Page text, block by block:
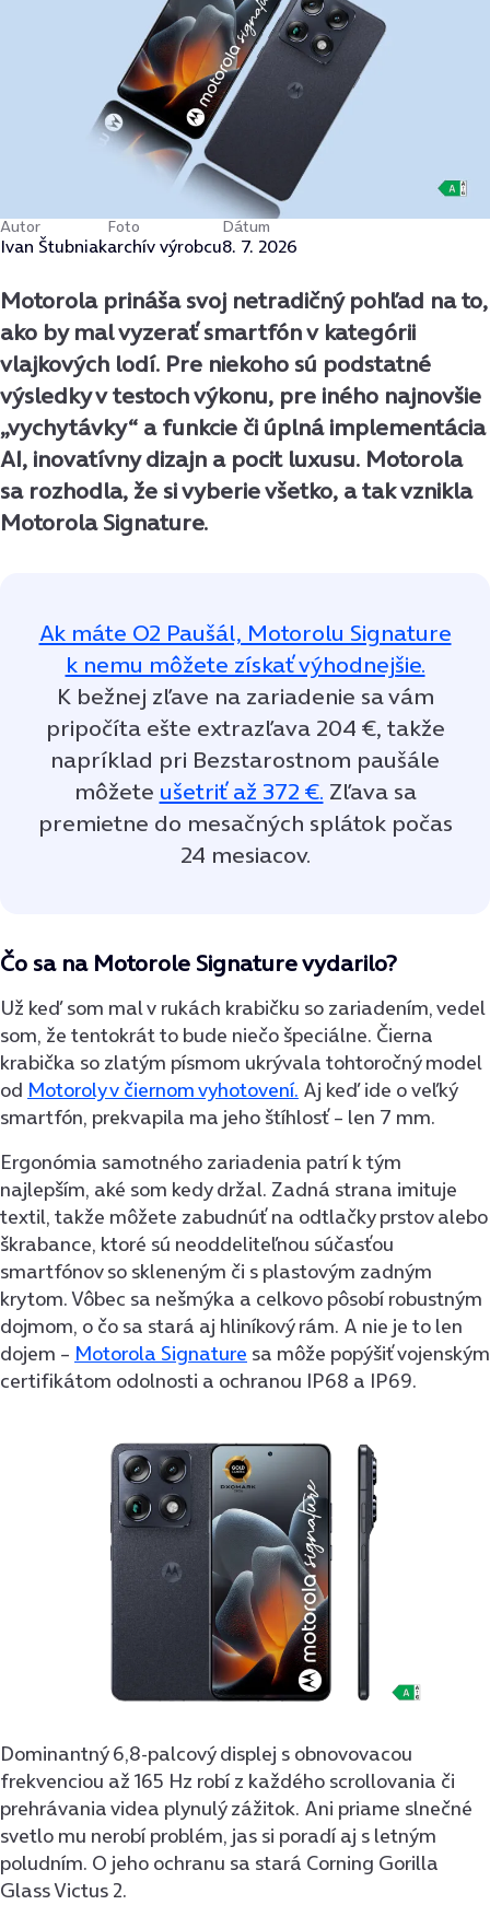
Autor
Ivan Štubniak
Foto
archív výrobcu
Dátum
8. 7. 2026
Motorola prináša svoj netradičný pohľad na to,
ako by mal vyzerať smartfón v kategórii
vlajkových lodí. Pre niekoho sú podstatné
výsledky v testoch výkonu, pre iného najnovšie
„vychytávky“ a funkcie či úplná implementácia
AI, inovatívny dizajn a pocit luxusu. Motorola
sa rozhodla, že si vyberie všetko, a tak vznikla
Motorola Signature.
Ak máte O2 Paušál, Motorolu Signature
k nemu môžete získať výhodnejšie.
K bežnej zľave na zariadenie sa vám
pripočíta ešte extrazľava 204 €, takže
napríklad pri Bezstarostnom paušále
môžete ušetriť až 372 €. Zľava sa
premietne do mesačných splátok počas
24 mesiacov.
Čo sa na Motorole Signature vydarilo?
Už keď som mal v rukách krabičku so zariadením, vedel
som, že tentokrát to bude niečo špeciálne. Čierna
krabička so zlatým písmom ukrývala tohtoročný model
od Motoroly v čiernom vyhotovení. Aj keď ide o veľký
smartfón, prekvapila ma jeho štíhlosť – len 7 mm.
Ergonómia samotného zariadenia patrí k tým
najlepším, aké som kedy držal. Zadná strana imituje
textil, takže môžete zabudnúť na odtlačky prstov alebo
škrabance, ktoré sú neoddeliteľnou súčasťou
smartfónov so skleneným či s plastovým zadným
krytom. Vôbec sa nešmýka a celkovo pôsobí robustným
dojmom, o čo sa stará aj hliníkový rám. A nie je to len
dojem – Motorola Signature sa môže popýšiť vojenským
certifikátom odolnosti a ochranou IP68 a IP69.
Dominantný 6,8-palcový displej s obnovovacou
frekvenciou až 165 Hz robí z každého scrollovania či
prehrávania videa plynulý zážitok. Ani priame slnečné
svetlo mu nerobí problém, jas si poradí aj s letným
poludním. O jeho ochranu sa stará Corning Gorilla
Glass Victus 2.